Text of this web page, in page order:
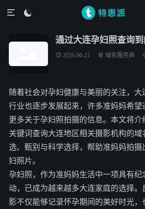

通过大连孕妇照查询
2026-06-21 域名服务商
随着社会对孕妇健康与美丽的关注，
行业也逐步发展起来，许多准妈妈希
更多关于孕妇照拍摄的信息。本文将介
关键词查询大连地区相关摄影机构的
选、甄别与科学选择，帮助准妈妈拍
妇照片。
孕妇照，作为准妈妈生活中一项具有
动，已成为越来越多大连家庭的选择
影不仅能够记录怀孕期间的美好时光